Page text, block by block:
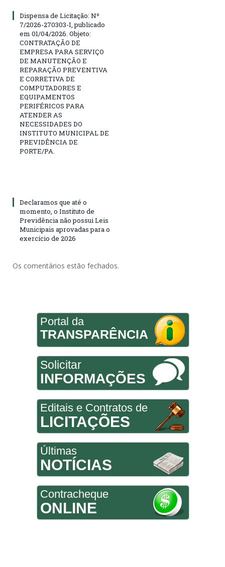
Dispensa de Licitação: Nº
7/2026-270303-I, publicado
em 01/04/2026. Objeto:
CONTRATAÇÃO DE
EMPRESA PARA SERVIÇO
DE MANUTENÇÃO E
REPARAÇÃO PREVENTIVA
E CORRETIVA DE
COMPUTADORES E
EQUIPAMENTOS
PERIFÉRICOS PARA
ATENDER AS
NECESSIDADES DO
INSTITUTO MUNICIPAL DE
PREVIDÊNCIA DE
PORTE/PA.
Declaramos que até o
momento, o Instituto de
Previdência não possui Leis
Municipais aprovadas para o
exercício de 2026
Os comentários estão fechados.
Portal da
TRANSPARÊNCIA
Solicitar
INFORMAÇÕES
Editais e Contratos de
LICITAÇÕES
Últimas
NOTÍCIAS
Contracheque
ONLINE